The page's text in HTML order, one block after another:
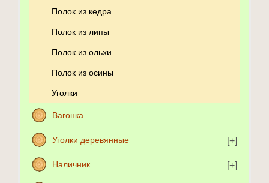
Полок из кедра
Полок из липы
Полок из ольхи
Полок из осины
Уголки
Вагонка
Уголки деревянные
Наличник